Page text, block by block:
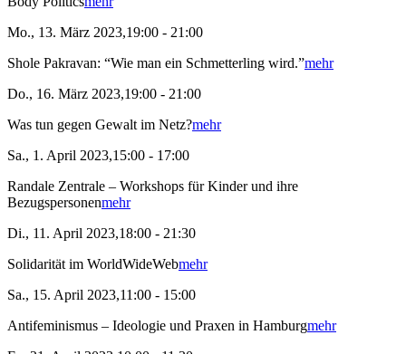
Mo., 13. März 2023,19:00 - 21:00
Shole Pakravan: “Wie man ein Schmetterling wird.”mehr
Do., 16. März 2023,19:00 - 21:00
Was tun gegen Gewalt im Netz?mehr
Sa., 1. April 2023,15:00 - 17:00
Randale Zentrale – Workshops für Kinder und ihre
Bezugspersonenmehr
Di., 11. April 2023,18:00 - 21:30
Solidarität im WorldWideWebmehr
Sa., 15. April 2023,11:00 - 15:00
Antifeminismus – Ideologie und Praxen in Hamburgmehr